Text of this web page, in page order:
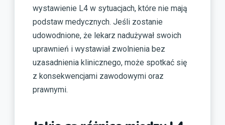
wystawienie L4 w sytuacjach, które nie mają
podstaw medycznych. Jeśli zostanie
udowodnione, że lekarz nadużywał swoich
uprawnień i wystawiał zwolnienia bez
uzasadnienia klinicznego, może spotkać się
z konsekwencjami zawodowymi oraz
prawnymi.